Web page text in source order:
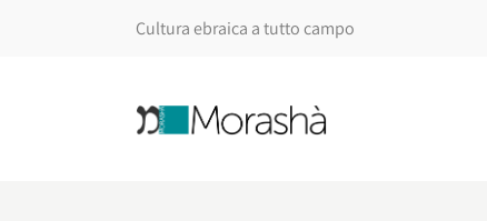
Cultura ebraica a tutto campo